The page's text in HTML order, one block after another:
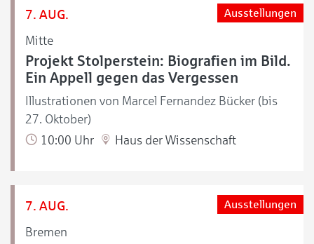
7. AUG.
Mitte
Ausstellungen
Projekt Stolperstein: Biografien im Bild.
Ein Appell gegen das Vergessen
Illustrationen von Marcel Fernandez Bücker (bis
27. Oktober)
10:00 Uhr
Haus der Wissenschaft
7. AUG.
Bremen
Ausstellungen